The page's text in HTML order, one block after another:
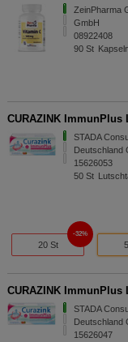
ZeinPharma
GmbH
08922408
90 St
CURAZINK ImmunPlus
STADA
Deutschland
15626053
50 St
20 St
32%
CURAZINK ImmunPlus
STADA
Deutschland
15626047